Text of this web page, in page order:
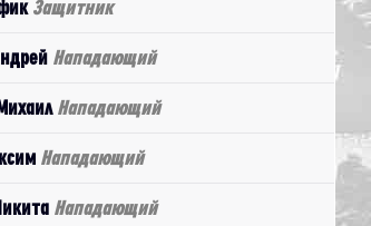
Защитник
Нападающий
Нападающий
Нападающий
Нападающий